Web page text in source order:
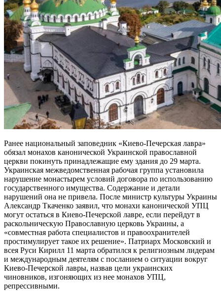
Ранее национальный заповедник «Киево-Печерская лавра»
обязал монахов канонической Украинской православной
церкви покинуть принадлежащие ему здания до 29 марта.
Украинская межведомственная рабочая группа установила
нарушение монастырем условий договора по использованию
государственного имущества. Содержание и детали
нарушений она не привела. После министр культуры Украины
Александр Ткаченко заявил, что монахи канонической УПЦ
могут остаться в Киево-Печерской лавре, если перейдут в
раскольническую Православную церковь Украины, а
«совместная работа специалистов и правоохранителей
простимулирует такое их решение». Патриарх Московский и
всея Руси Кирилл 11 марта обратился к религиозным лидерам
и международным деятелям с посланием о ситуации вокруг
Киево-Печерской лавры, назвав цели украинских
чиновников, изгоняющих из нее монахов УПЦ,
репрессивными.